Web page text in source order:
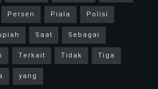
Persen Piala
Polisi
Saat
Sebagai
Terkait Tidak
Tiga
yang